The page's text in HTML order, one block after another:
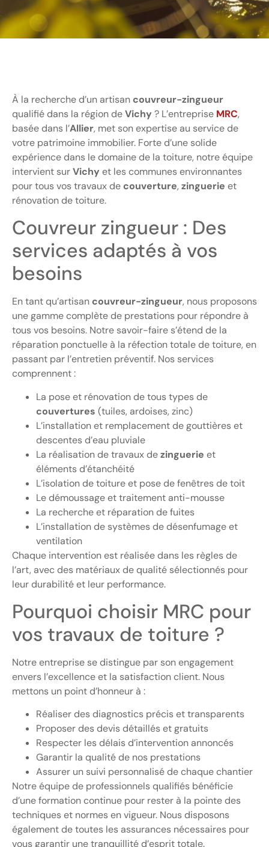
À la recherche d’un artisan couvreur-zingueur
qualifié dans la région deVichy ? L’entreprise MRC,
basée dans l’Allier, met son expertise au service de
votre patrimoine immobilier. Forte d’une solide
expérience dans le domaine de la toiture, notre équipe
intervient surVichy et les communes environnantes
pour tous vos travaux de couverture,zinguerie et
rénovation de toiture.
Couvreur zingueur : Des
services adaptés à vos
besoins
En tant qu’artisan couvreur-zingueur, nous proposons
une gamme complète de prestations pour répondre à
tous vos besoins. Notre savoir-faire s’étend de la
réparation ponctuelle à la réfection totale de toiture, en
passant par l’entretien préventif. Nos services
comprennent :
La pose et rénovation de tous types de
couvertures (tuiles, ardoises, zinc)
L’installation et remplacement de gouttières et
descentes d’eau pluviale
La réalisation de travaux dezinguerie et
éléments d’étanchéité
L’isolation de toiture et pose de fenêtres de toit
Le démoussage et traitement anti-mousse
La recherche et réparation de fuites
L’installation de systèmes de désenfumage et
ventilation
Chaque intervention est réalisée dans les règles de
l’art, avec des matériaux de qualité sélectionnés pour
leur durabilité et leur performance.
Pourquoi choisir MRC pour
vos travaux de toiture ?
Notre entreprise se distingue par son engagement
envers l’excellence et la satisfaction client. Nous
mettons un point d’honneur à :
Réaliser des diagnostics précis et transparents
Proposer des devis détaillés et gratuits
Respecter les délais d’intervention annoncés
Garantir la qualité de nos prestations
Assurer un suivi personnalisé de chaque chantier
Notre équipe de professionnels qualifiés bénéficie
d’une formation continue pour rester à la pointe des
techniques et normes en vigueur. Nous disposons
également de toutes les assurances nécessaires pour
vous garantir une tranquillité d’esprit totale.